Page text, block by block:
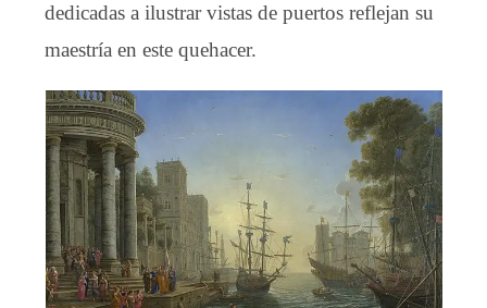
dedicadas a ilustrar vistas de puertos reflejan su
maestría en este quehacer.